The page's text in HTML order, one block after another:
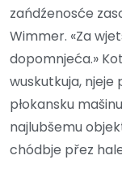
zańdźenosće
Wimmer. «Za
dopomnjeća.»
wuskutkuja,
płokansku
najlubšemu
chódbje přez